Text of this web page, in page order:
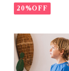
20%OFF